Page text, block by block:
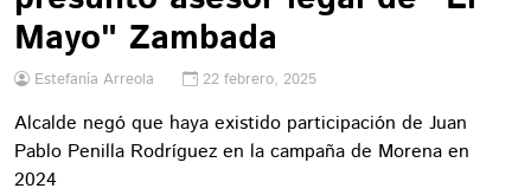
Mayo" Zambada
Estefanía Arreola 22 febrero, 2025
Alcalde negó que haya existido participación de Juan
Pablo Penilla Rodríguez en la campaña de Morena en
2024